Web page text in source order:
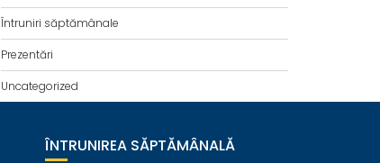
Întruniri săptămânale
Prezentări
Uncategorized
ÎNTRUNIREA SĂPTĂMÂNALĂ